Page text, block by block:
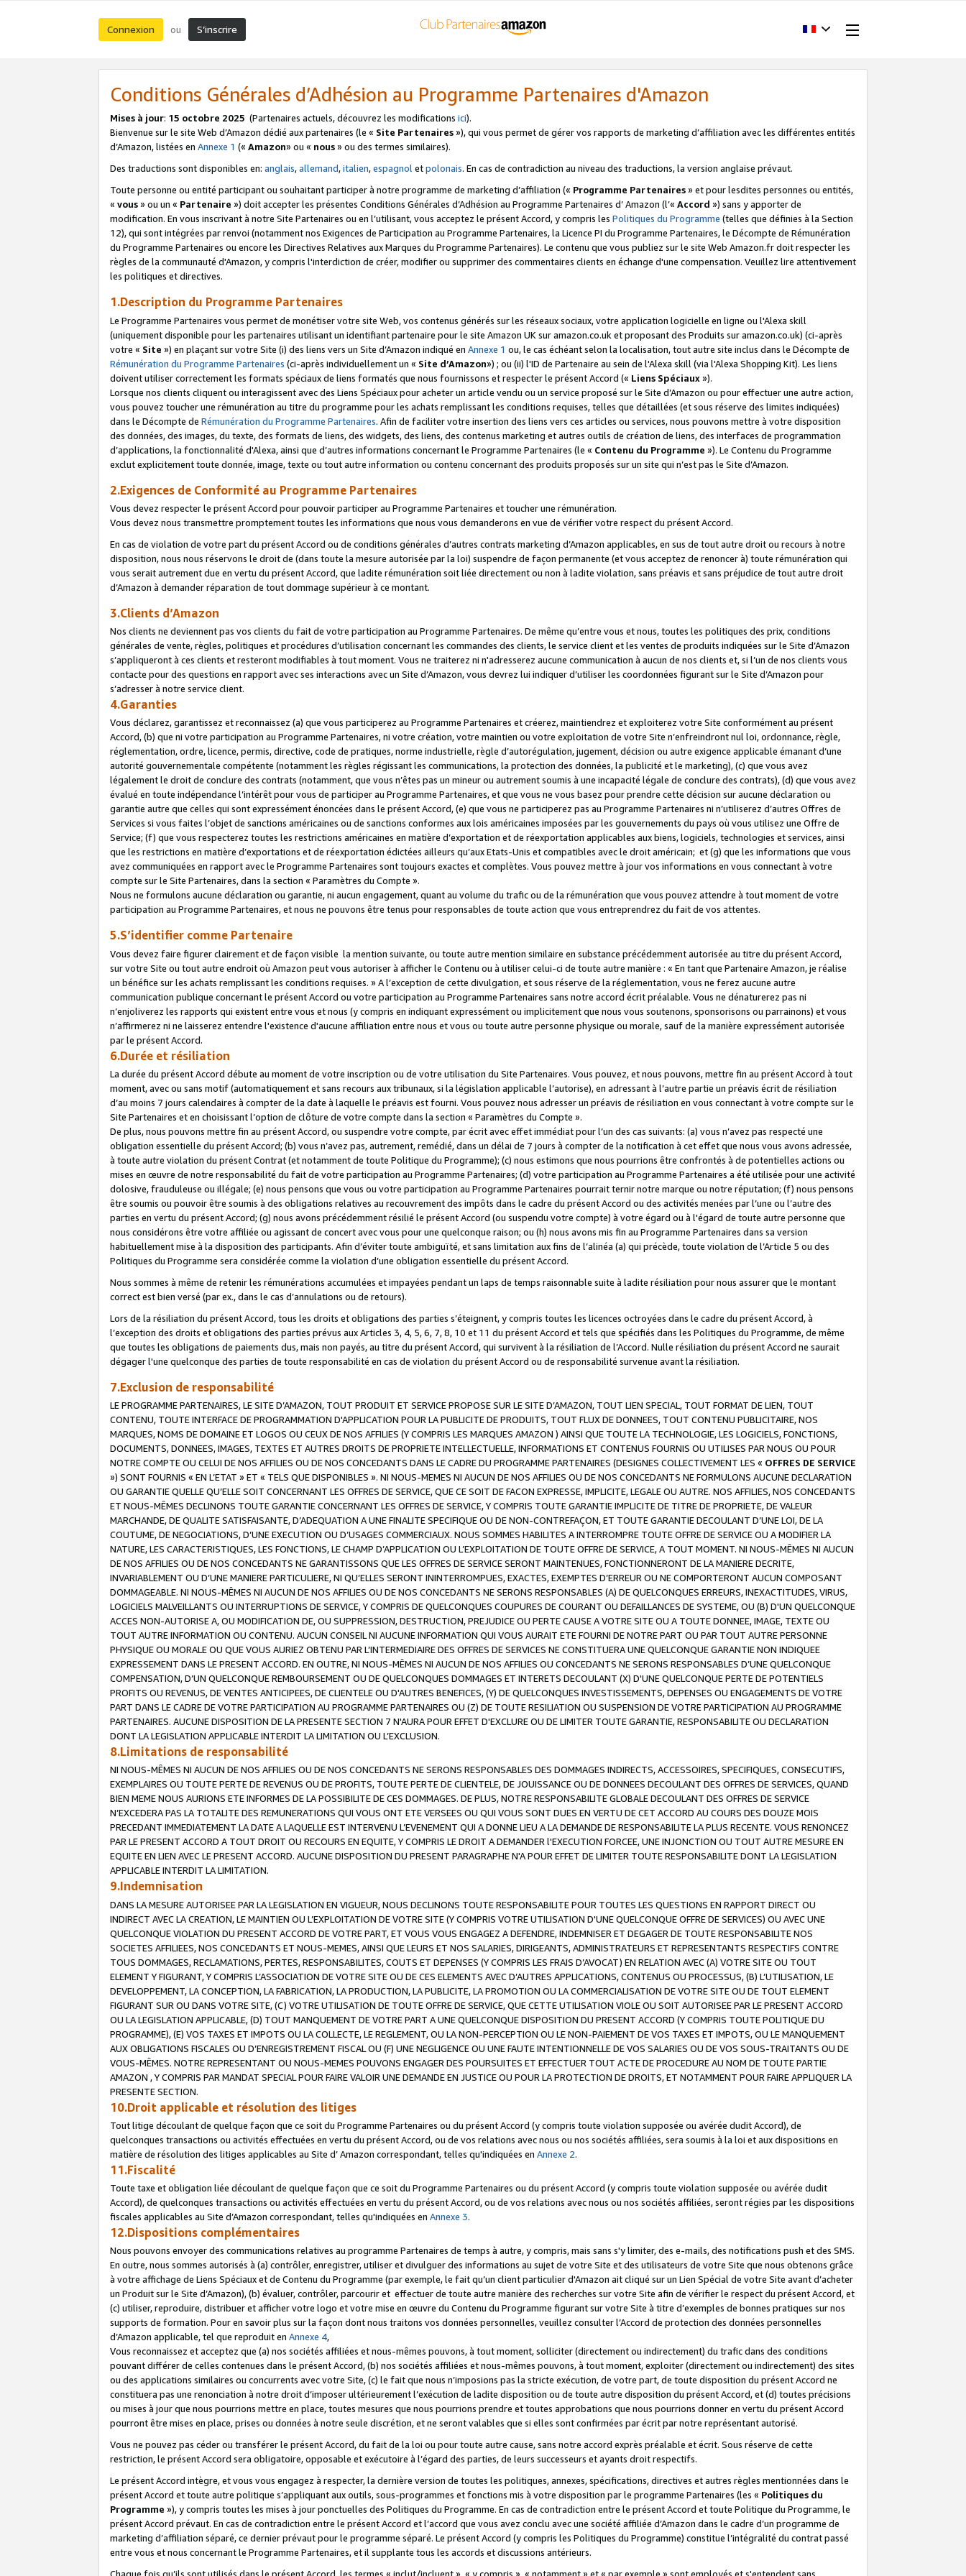
Connexion ou S’inscrire
Conditions Générales d’Adhésion au Programme Partenaires d'Amazon
Mises à jour: 15 octobre 2025 (Partenaires actuels, découvrez les modifications ici).
Bienvenue sur le site Web d’Amazon dédié aux partenaires (le « Site Partenaires»), qui vous permet de gérer vos rapports de marketing d’affiliation avec les différentes entités
d’Amazon, listées en Annexe 1 (« Amazon» ou « nous» ou des termes similaires).
Des traductions sont disponibles en: anglais,allemand,italien,espagnoletpolonais. En cas de contradiction au niveau des traductions, la version anglaise prévaut.
Toute personne ou entité participant ou souhaitant participer à notre programme de marketing d’affiliation (« Programme Partenaires» et pour lesdites personnes ou entités,
« vous» ou un « Partenaire ») doit accepter les présentes Conditions Générales d’Adhésion au Programme Partenaires d’ Amazon (l’« Accord ») sans y apporter de
modification. En vous inscrivant à notre Site Partenaires ou en l’utilisant, vous acceptez le présent Accord, y compris les Politiques du Programme (telles que définies à la Section
12), qui sont intégrées par renvoi (notamment nos Exigences de Participation au Programme Partenaires, la Licence PI du Programme Partenaires, le Décompte de Rémunération
du Programme Partenaires ou encore les Directives Relatives aux Marques du Programme Partenaires). Le contenu que vous publiez sur le site Web Amazon.fr doit respecter les
règles de la communauté d'Amazon, y compris l'interdiction de créer, modifier ou supprimer des commentaires clients en échange d'une compensation. Veuillez lire attentivement
les politiques et directives.
1.Description du Programme Partenaires
Le Programme Partenaires vous permet de monétiser votre site Web, vos contenus générés sur les réseaux sociaux, votre application logicielle en ligne ou l'Alexa skill
(uniquement disponible pour les partenaires utilisant un identifiant partenaire pour le site Amazon UK sur amazon.co.uk et proposant des Produits sur amazon.co.uk) (ci-après
votre « Site ») en plaçant sur votre Site (i) des liens vers un Site d’Amazon indiqué en Annexe 1 ou, le cas échéant selon la localisation, tout autre site inclus dans le Décompte de
Rémunération du Programme Partenaires (ci-après individuellement un « Site d’Amazon») ; ou (ii) l'ID de Partenaire au sein de l'Alexa skill (via l'Alexa Shopping Kit). Les liens
doivent utiliser correctement les formats spéciaux de liens formatés que nous fournissons et respecter le présent Accord (« Liens Spéciaux»).
Lorsque nos clients cliquent ou interagissent avec des Liens Spéciaux pour acheter un article vendu ou un service proposé sur le Site d’Amazon ou pour effectuer une autre action,
vous pouvez toucher une rémunération au titre du programme pour les achats remplissant les conditions requises, telles que détaillées (et sous réserve des limites indiquées)
dans le Décompte de Rémunération du Programme Partenaires. Afin de faciliter votre insertion des liens vers ces articles ou services, nous pouvons mettre à votre disposition
des données, des images, du texte, des formats de liens, des widgets, des liens, des contenus marketing et autres outils de création de liens, des interfaces de programmation
d’applications, la fonctionnalité d'Alexa, ainsi que d’autres informations concernant le Programme Partenaires (le « Contenu du Programme »). Le Contenu du Programme
exclut explicitement toute donnée, image, texte ou tout autre information ou contenu concernant des produits proposés sur un site qui n’est pas le Site d’Amazon.
2.Exigences de Conformité au Programme Partenaires
Vous devez respecter le présent Accord pour pouvoir participer au Programme Partenaires et toucher une rémunération.
Vous devez nous transmettre promptement toutes les informations que nous vous demanderons en vue de vérifier votre respect du présent Accord.
En cas de violation de votre part du présent Accord ou de conditions générales d’autres contrats marketing d’Amazon applicables, en sus de tout autre droit ou recours à notre
disposition, nous nous réservons le droit de (dans toute la mesure autorisée par la loi) suspendre de façon permanente (et vous acceptez de renoncer à) toute rémunération qui
vous serait autrement due en vertu du présent Accord, que ladite rémunération soit liée directement ou non à ladite violation, sans préavis et sans préjudice de tout autre droit
d’Amazon à demander réparation de tout dommage supérieur à ce montant.
3.Clients d’Amazon
Nos clients ne deviennent pas vos clients du fait de votre participation au Programme Partenaires. De même qu’entre vous et nous, toutes les politiques des prix, conditions
générales de vente, règles, politiques et procédures d’utilisation concernant les commandes des clients, le service client et les ventes de produits indiquées sur le Site d’Amazon
s’appliqueront à ces clients et resteront modifiables à tout moment. Vous ne traiterez ni n'adresserez aucune communication à aucun de nos clients et, si l’un de nos clients vous
contacte pour des questions en rapport avec ses interactions avec un Site d’Amazon, vous devrez lui indiquer d’utiliser les coordonnées figurant sur le Site d’Amazon pour
s’adresser à notre service client.
4.Garanties
Vous déclarez, garantissez et reconnaissez (a) que vous participerez au Programme Partenaires et créerez, maintiendrez et exploiterez votre Site conformément au présent
Accord, (b) que ni votre participation au Programme Partenaires, ni votre création, votre maintien ou votre exploitation de votre Site n’enfreindront nul loi, ordonnance, règle,
réglementation, ordre, licence, permis, directive, code de pratiques, norme industrielle, règle d’autorégulation, jugement, décision ou autre exigence applicable émanant d’une
autorité gouvernementale compétente (notamment les règles régissant les communications, la protection des données, la publicité et le marketing), (c) que vous avez
légalement le droit de conclure des contrats (notamment, que vous n’êtes pas un mineur ou autrement soumis à une incapacité légale de conclure des contrats), (d) que vous avez
évalué en toute indépendance l’intérêt pour vous de participer au Programme Partenaires, et que vous ne vous basez pour prendre cette décision sur aucune déclaration ou
garantie autre que celles qui sont expressément énoncées dans le présent Accord, (e) que vous ne participerez pas au Programme Partenaires ni n’utiliserez d’autres Offres de
Services si vous faites l’objet de sanctions américaines ou de sanctions conformes aux lois américaines imposées par les gouvernements du pays où vous utilisez une Offre de
Service; (f) que vous respecterez toutes les restrictions américaines en matière d’exportation et de réexportation applicables aux biens, logiciels, technologies et services, ainsi
que les restrictions en matière d’exportations et de réexportation édictées ailleurs qu’aux Etats-Unis et compatibles avec le droit américain; et (g) que les informations que vous
avez communiquées en rapport avec le Programme Partenaires sont toujours exactes et complètes. Vous pouvez mettre à jour vos informations en vous connectant à votre
compte sur le Site Partenaires, dans la section « Paramètres du Compte ».
Nous ne formulons aucune déclaration ou garantie, ni aucun engagement, quant au volume du trafic ou de la rémunération que vous pouvez attendre à tout moment de votre
participation au Programme Partenaires, et nous ne pouvons être tenus pour responsables de toute action que vous entreprendrez du fait de vos attentes.
5.S’identifier comme Partenaire
Vous devez faire figurer clairement et de façon visible la mention suivante, ou toute autre mention similaire en substance précédemment autorisée au titre du présent Accord,
sur votre Site ou tout autre endroit où Amazon peut vous autoriser à afficher le Contenu ou à utiliser celui-ci de toute autre manière : « En tant que Partenaire Amazon, je réalise
un bénéfice sur les achats remplissant les conditions requises. » A l’exception de cette divulgation, et sous réserve de la réglementation, vous ne ferez aucune autre
communication publique concernant le présent Accord ou votre participation au Programme Partenaires sans notre accord écrit préalable. Vous ne dénaturerez pas ni
n’enjoliverez les rapports qui existent entre vous et nous (y compris en indiquant expressément ou implicitement que nous vous soutenons, sponsorisons ou parrainons) et vous
n’affirmerez ni ne laisserez entendre l'existence d'aucune affiliation entre nous et vous ou toute autre personne physique ou morale, sauf de la manière expressément autorisée
par le présent Accord.
6.Durée et résiliation
La durée du présent Accord débute au moment de votre inscription ou de votre utilisation du Site Partenaires. Vous pouvez, et nous pouvons, mettre fin au présent Accord à tout
moment, avec ou sans motif (automatiquement et sans recours aux tribunaux, si la législation applicable l’autorise), en adressant à l’autre partie un préavis écrit de résiliation
d’au moins 7 jours calendaires à compter de la date à laquelle le préavis est fourni. Vous pouvez nous adresser un préavis de résiliation en vous connectant à votre compte sur le
Site Partenaires et en choisissant l’option de clôture de votre compte dans la section « Paramètres du Compte ».
De plus, nous pouvons mettre fin au présent Accord, ou suspendre votre compte, par écrit avec effet immédiat pour l’un des cas suivants: (a) vous n’avez pas respecté une
obligation essentielle du présent Accord; (b) vous n’avez pas, autrement, remédié, dans un délai de 7 jours à compter de la notification à cet effet que nous vous avons adressée,
à toute autre violation du présent Contrat (et notamment de toute Politique du Programme); (c) nous estimons que nous pourrions être confrontés à de potentielles actions ou
mises en œuvre de notre responsabilité du fait de votre participation au Programme Partenaires; (d) votre participation au Programme Partenaires a été utilisée pour une activité
dolosive, frauduleuse ou illégale; (e) nous pensons que vous ou votre participation au Programme Partenaires pourrait ternir notre marque ou notre réputation; (f) nous pensons
être soumis ou pouvoir être soumis à des obligations relatives au recouvrement des impôts dans le cadre du présent Accord ou des activités menées par l’une ou l’autre des
parties en vertu du présent Accord; (g) nous avons précédemment résilié le présent Accord (ou suspendu votre compte) à votre égard ou à l'égard de toute autre personne que
nous considérons être votre affiliée ou agissant de concert avec vous pour une quelconque raison; ou (h) nous avons mis fin au Programme Partenaires dans sa version
habituellement mise à la disposition des participants. Afin d’éviter toute ambiguïté, et sans limitation aux fins de l’alinéa (a) qui précède, toute violation de l’Article 5 ou des
Politiques du Programme sera considérée comme la violation d’une obligation essentielle du présent Accord.
Nous sommes à même de retenir les rémunérations accumulées et impayées pendant un laps de temps raisonnable suite à ladite résiliation pour nous assurer que le montant
correct est bien versé (par ex., dans le cas d’annulations ou de retours).
Lors de la résiliation du présent Accord, tous les droits et obligations des parties s’éteignent, y compris toutes les licences octroyées dans le cadre du présent Accord, à
l’exception des droits et obligations des parties prévus aux Articles 3, 4, 5, 6, 7, 8, 10 et 11 du présent Accord et tels que spécifiés dans les Politiques du Programme, de même
que toutes les obligations de paiements dus, mais non payés, au titre du présent Accord, qui survivent à la résiliation de l’Accord. Nulle résiliation du présent Accord ne saurait
dégager l'une quelconque des parties de toute responsabilité en cas de violation du présent Accord ou de responsabilité survenue avant la résiliation.
7.Exclusion de responsabilité
LE PROGRAMME PARTENAIRES, LE SITE D’AMAZON, TOUT PRODUIT ET SERVICE PROPOSE SUR LE SITE D’AMAZON, TOUT LIEN SPECIAL, TOUT FORMAT DE LIEN, TOUT
CONTENU, TOUTE INTERFACE DE PROGRAMMATION D'APPLICATION POUR LA PUBLICITE DE PRODUITS, TOUT FLUX DE DONNEES, TOUT CONTENU PUBLICITAIRE, NOS
MARQUES, NOMS DE DOMAINE ET LOGOS OU CEUX DE NOS AFFILIES (Y COMPRIS LES MARQUES AMAZON ) AINSI QUE TOUTE LA TECHNOLOGIE, LES LOGICIELS, FONCTIONS,
DOCUMENTS, DONNEES, IMAGES, TEXTES ET AUTRES DROITS DE PROPRIETE INTELLECTUELLE, INFORMATIONS ET CONTENUS FOURNIS OU UTILISES PAR NOUS OU POUR
NOTRE COMPTE OU CELUI DE NOS AFFILIES OU DE NOS CONCEDANTS DANS LE CADRE DU PROGRAMME PARTENAIRES (DESIGNES COLLECTIVEMENT LES « OFFRES DE SERVICE
») SONT FOURNIS « EN L’ETAT » ET « TELS QUE DISPONIBLES ». NI NOUS-MEMES NI AUCUN DE NOS AFFILIES OU DE NOS CONCEDANTS NE FORMULONS AUCUNE DECLARATION
OU GARANTIE QUELLE QU’ELLE SOIT CONCERNANT LES OFFRES DE SERVICE, QUE CE SOIT DE FACON EXPRESSE, IMPLICITE, LEGALE OU AUTRE. NOS AFFILIES, NOS CONCEDANTS
ET NOUS-MÊMES DECLINONS TOUTE GARANTIE CONCERNANT LES OFFRES DE SERVICE, Y COMPRIS TOUTE GARANTIE IMPLICITE DE TITRE DE PROPRIETE, DE VALEUR
MARCHANDE, DE QUALITE SATISFAISANTE, D’ADEQUATION A UNE FINALITE SPECIFIQUE OU DE NON-CONTREFAÇON, ET TOUTE GARANTIE DECOULANT D’UNE LOI, DE LA
COUTUME, DE NEGOCIATIONS, D’UNE EXECUTION OU D’USAGES COMMERCIAUX. NOUS SOMMES HABILITES A INTERROMPRE TOUTE OFFRE DE SERVICE OU A MODIFIER LA
NATURE, LES CARACTERISTIQUES, LES FONCTIONS, LE CHAMP D’APPLICATION OU L’EXPLOITATION DE TOUTE OFFRE DE SERVICE, A TOUT MOMENT. NI NOUS-MÊMES NI AUCUN
DE NOS AFFILIES OU DE NOS CONCEDANTS NE GARANTISSONS QUE LES OFFRES DE SERVICE SERONT MAINTENUES, FONCTIONNERONT DE LA MANIERE DECRITE,
INVARIABLEMENT OU D’UNE MANIERE PARTICULIERE, NI QU’ELLES SERONT ININTERROMPUES, EXACTES, EXEMPTES D’ERREUR OU NE COMPORTERONT AUCUN COMPOSANT
DOMMAGEABLE. NI NOUS-MÊMES NI AUCUN DE NOS AFFILIES OU DE NOS CONCEDANTS NE SERONS RESPONSABLES (A) DE QUELCONQUES ERREURS, INEXACTITUDES, VIRUS,
LOGICIELS MALVEILLANTS OU INTERRUPTIONS DE SERVICE, Y COMPRIS DE QUELCONQUES COUPURES DE COURANT OU DEFAILLANCES DE SYSTEME, OU (B) D'UN QUELCONQUE
ACCES NON-AUTORISE A, OU MODIFICATION DE, OU SUPPRESSION, DESTRUCTION, PREJUDICE OU PERTE CAUSE A VOTRE SITE OU A TOUTE DONNEE, IMAGE, TEXTE OU
TOUT AUTRE INFORMATION OU CONTENU. AUCUN CONSEIL NI AUCUNE INFORMATION QUI VOUS AURAIT ETE FOURNI DE NOTRE PART OU PAR TOUT AUTRE PERSONNE
PHYSIQUE OU MORALE OU QUE VOUS AURIEZ OBTENU PAR L’INTERMEDIAIRE DES OFFRES DE SERVICES NE CONSTITUERA UNE QUELCONQUE GARANTIE NON INDIQUEE
EXPRESSEMENT DANS LE PRESENT ACCORD. EN OUTRE, NI NOUS-MÊMES NI AUCUN DE NOS AFFILIES OU CONCEDANTS NE SERONS RESPONSABLES D’UNE QUELCONQUE
COMPENSATION, D’UN QUELCONQUE REMBOURSEMENT OU DE QUELCONQUES DOMMAGES ET INTERETS DECOULANT (X) D'UNE QUELCONQUE PERTE DE POTENTIELS
PROFITS OU REVENUS, DE VENTES ANTICIPEES, DE CLIENTELE OU D'AUTRES BENEFICES, (Y) DE QUELCONQUES INVESTISSEMENTS, DEPENSES OU ENGAGEMENTS DE VOTRE
PART DANS LE CADRE DE VOTRE PARTICIPATION AU PROGRAMME PARTENAIRES OU (Z) DE TOUTE RESILIATION OU SUSPENSION DE VOTRE PARTICIPATION AU PROGRAMME
PARTENAIRES. AUCUNE DISPOSITION DE LA PRESENTE SECTION 7 N'AURA POUR EFFET D'EXCLURE OU DE LIMITER TOUTE GARANTIE, RESPONSABILITE OU DECLARATION
DONT LA LEGISLATION APPLICABLE INTERDIT LA LIMITATION OU L’EXCLUSION.
8.Limitations de responsabilité
NI NOUS-MÊMES NI AUCUN DE NOS AFFILIES OU DE NOS CONCEDANTS NE SERONS RESPONSABLES DES DOMMAGES INDIRECTS, ACCESSOIRES, SPECIFIQUES, CONSECUTIFS,
EXEMPLAIRES OU TOUTE PERTE DE REVENUS OU DE PROFITS, TOUTE PERTE DE CLIENTELE, DE JOUISSANCE OU DE DONNEES DECOULANT DES OFFRES DE SERVICES, QUAND
BIEN MEME NOUS AURIONS ETE INFORMES DE LA POSSIBILITE DE CES DOMMAGES. DE PLUS, NOTRE RESPONSABILITE GLOBALE DECOULANT DES OFFRES DE SERVICE
N’EXCEDERA PAS LA TOTALITE DES REMUNERATIONS QUI VOUS ONT ETE VERSEES OU QUI VOUS SONT DUES EN VERTU DE CET ACCORD AU COURS DES DOUZE MOIS
PRECEDANT IMMEDIATEMENT LA DATE A LAQUELLE EST INTERVENU L’EVENEMENT QUI A DONNE LIEU A LA DEMANDE DE RESPONSABILITE LA PLUS RECENTE. VOUS RENONCEZ
PAR LE PRESENT ACCORD A TOUT DROIT OU RECOURS EN EQUITE, Y COMPRIS LE DROIT A DEMANDER l'EXECUTION FORCEE, UNE INJONCTION OU TOUT AUTRE MESURE EN
EQUITE EN LIEN AVEC LE PRESENT ACCORD. AUCUNE DISPOSITION DU PRESENT PARAGRAPHE N'A POUR EFFET DE LIMITER TOUTE RESPONSABILITE DONT LA LEGISLATION
APPLICABLE INTERDIT LA LIMITATION.
9.Indemnisation
DANS LA MESURE AUTORISEE PAR LA LEGISLATION EN VIGUEUR, NOUS DECLINONS TOUTE RESPONSABILITE POUR TOUTES LES QUESTIONS EN RAPPORT DIRECT OU
INDIRECT AVEC LA CREATION, LE MAINTIEN OU L’EXPLOITATION DE VOTRE SITE (Y COMPRIS VOTRE UTILISATION D'UNE QUELCONQUE OFFRE DE SERVICES) OU AVEC UNE
QUELCONQUE VIOLATION DU PRESENT ACCORD DE VOTRE PART, ET VOUS VOUS ENGAGEZ A DEFENDRE, INDEMNISER ET DEGAGER DE TOUTE RESPONSABILITE NOS
SOCIETES AFFILIEES, NOS CONCEDANTS ET NOUS-MEMES, AINSI QUE LEURS ET NOS SALARIES, DIRIGEANTS, ADMINISTRATEURS ET REPRESENTANTS RESPECTIFS CONTRE
TOUS DOMMAGES, RECLAMATIONS, PERTES, RESPONSABILITES, COUTS ET DEPENSES (Y COMPRIS LES FRAIS D’AVOCAT) EN RELATION AVEC (A) VOTRE SITE OU TOUT
ELEMENT Y FIGURANT, Y COMPRIS L’ASSOCIATION DE VOTRE SITE OU DE CES ELEMENTS AVEC D’AUTRES APPLICATIONS, CONTENUS OU PROCESSUS, (B) L’UTILISATION, LE
DEVELOPPEMENT, LA CONCEPTION, LA FABRICATION, LA PRODUCTION, LA PUBLICITE, LA PROMOTION OU LA COMMERCIALISATION DE VOTRE SITE OU DE TOUT ELEMENT
FIGURANT SUR OU DANS VOTRE SITE, (C) VOTRE UTILISATION DE TOUTE OFFRE DE SERVICE, QUE CETTE UTILISATION VIOLE OU SOIT AUTORISEE PAR LE PRESENT ACCORD
OU LA LEGISLATION APPLICABLE, (D) TOUT MANQUEMENT DE VOTRE PART A UNE QUELCONQUE DISPOSITION DU PRESENT ACCORD (Y COMPRIS TOUTE POLITIQUE DU
PROGRAMME), (E) VOS TAXES ET IMPOTS OU LA COLLECTE, LE REGLEMENT, OU LA NON-PERCEPTION OU LE NON-PAIEMENT DE VOS TAXES ET IMPOTS, OU LE MANQUEMENT
AUX OBLIGATIONS FISCALES OU D’ENREGISTREMENT FISCAL OU (F) UNE NEGLIGENCE OU UNE FAUTE INTENTIONNELLE DE VOS SALARIES OU DE VOS SOUS-TRAITANTS OU DE
VOUS-MÊMES. NOTRE REPRESENTANT OU NOUS-MEMES POUVONS ENGAGER DES POURSUITES ET EFFECTUER TOUT ACTE DE PROCEDURE AU NOM DE TOUTE PARTIE
AMAZON , Y COMPRIS PAR MANDAT SPECIAL POUR FAIRE VALOIR UNE DEMANDE EN JUSTICE OU POUR LA PROTECTION DE DROITS, ET NOTAMMENT POUR FAIRE APPLIQUER LA
PRESENTE SECTION.
10.Droit applicable et résolution des litiges
Tout litige découlant de quelque façon que ce soit du Programme Partenaires ou du présent Accord (y compris toute violation supposée ou avérée dudit Accord), de
quelconques transactions ou activités effectuées en vertu du présent Accord, ou de vos relations avec nous ou nos sociétés affiliées, sera soumis à la loi et aux dispositions en
matière de résolution des litiges applicables au Site d’ Amazon correspondant, telles qu'indiquées en Annexe 2.
11.Fiscalité
Toute taxe et obligation liée découlant de quelque façon que ce soit du Programme Partenaires ou du présent Accord (y compris toute violation supposée ou avérée dudit
Accord), de quelconques transactions ou activités effectuées en vertu du présent Accord, ou de vos relations avec nous ou nos sociétés affiliées, seront régies par les dispositions
fiscales applicables au Site d’Amazon correspondant, telles qu'indiquées en Annexe 3.
12.Dispositions complémentaires
Nous pouvons envoyer des communications relatives au programme Partenaires de temps à autre, y compris, mais sans s'y limiter, des e-mails, des notifications push et des SMS.
En outre, nous sommes autorisés à (a) contrôler, enregistrer, utiliser et divulguer des informations au sujet de votre Site et des utilisateurs de votre Site que nous obtenons grâce
à votre affichage de Liens Spéciaux et de Contenu du Programme (par exemple, le fait qu’un client particulier d'Amazon ait cliqué sur un Lien Spécial de votre Site avant d’acheter
un Produit sur le Site d’Amazon), (b) évaluer, contrôler, parcourir et effectuer de toute autre manière des recherches sur votre Site afin de vérifier le respect du présent Accord, et
(c) utiliser, reproduire, distribuer et afficher votre logo et votre mise en œuvre du Contenu du Programme figurant sur votre Site à titre d’exemples de bonnes pratiques sur nos
supports de formation. Pour en savoir plus sur la façon dont nous traitons vos données personnelles, veuillez consulter l’Accord de protection des données personnelles
d’Amazon applicable, tel que reproduit en Annexe 4,
Vous reconnaissez et acceptez que (a) nos sociétés affiliées et nous-mêmes pouvons, à tout moment, solliciter (directement ou indirectement) du trafic dans des conditions
pouvant différer de celles contenues dans le présent Accord, (b) nos sociétés affiliées et nous-mêmes pouvons, à tout moment, exploiter (directement ou indirectement) des sites
ou des applications similaires ou concurrents avec votre Site, (c) le fait que nous n’imposions pas la stricte exécution, de votre part, de toute disposition du présent Accord ne
constituera pas une renonciation à notre droit d’imposer ultérieurement l’exécution de ladite disposition ou de toute autre disposition du présent Accord, et (d) toutes précisions
ou mises à jour que nous pourrions mettre en place, toutes mesures que nous pourrions prendre et toutes approbations que nous pourrions donner en vertu du présent Accord
pourront être mises en place, prises ou données à notre seule discrétion, et ne seront valables que si elles sont confirmées par écrit par notre représentant autorisé.
Vous ne pouvez pas céder ou transférer le présent Accord, du fait de la loi ou pour toute autre cause, sans notre accord exprès préalable et écrit. Sous réserve de cette
restriction, le présent Accord sera obligatoire, opposable et exécutoire à l’égard des parties, de leurs successeurs et ayants droit respectifs.
Le présent Accord intègre, et vous vous engagez à respecter, la dernière version de toutes les politiques, annexes, spécifications, directives et autres règles mentionnées dans le
présent Accord et toute autre politique s’appliquant aux outils, sous-programmes et fonctions mis à votre disposition par le programme Partenaires (les « Politiques du
Programme »), y compris toutes les mises à jour ponctuelles des Politiques du Programme. En cas de contradiction entre le présent Accord et toute Politique du Programme, le
présent Accord prévaut. En cas de contradiction entre le présent Accord et l’accord que vous avez conclu avec une société affiliée d’Amazon dans le cadre d’un programme de
marketing d’affiliation séparé, ce dernier prévaut pour le programme séparé. Le présent Accord (y compris les Politiques du Programme) constitue l’intégralité du contrat passé
entre vous et nous concernant le Programme Partenaires, et il supplante tous les accords et discussions antérieurs.